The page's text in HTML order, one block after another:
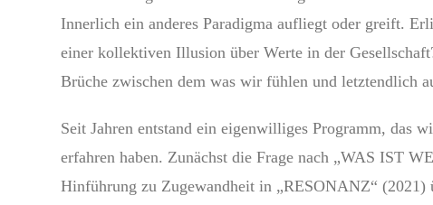
Innerlich ein anderes Paradigma aufliegt oder greift.
einer kollektiven Illusion über Werte in der
Brüche zwischen dem was wir fühlen und letztendlich
Seit Jahren entstand ein eigenwilliges Programm, das
erfahren haben. Zunächst die Frage nach „WAS IST
Hinführung zu Zugewandheit in „RESONANZ“ (2021)